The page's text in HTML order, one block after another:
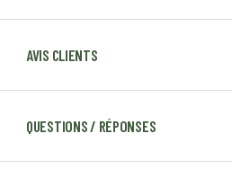
AVIS CLIENTS
QUESTIONS / RÉPONSES